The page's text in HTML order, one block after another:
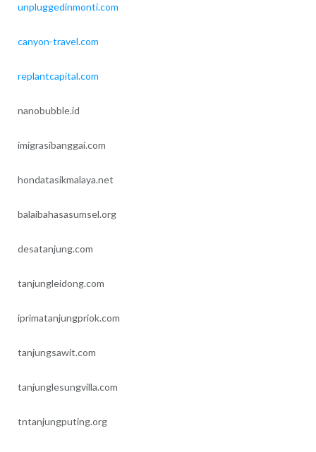
unpluggedinmonti.com
canyon-travel.com
replantcapital.com
nanobubble.id
imigrasibanggai.com
hondatasikmalaya.net
balaibahasasumsel.org
desatanjung.com
tanjungleidong.com
iprimatanjungpriok.com
tanjungsawit.com
tanjunglesungvilla.com
tntanjungputing.org